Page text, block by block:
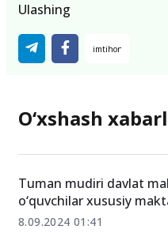
Ulashing
O‘xshash
Tuman mudiri davlat
o‘quvchilar xususiy
8.09.2024 01:41